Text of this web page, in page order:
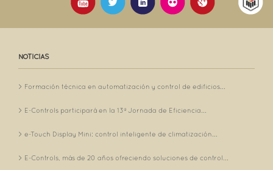
NOTICIAS
Formación técnica en automatización y control de edificios...
E-Controls participará en la 13ª Jornada de Eficiencia...
e-Touch Display Mini: control inteligente de climatización...
E-Controls, más de 20 años ofreciendo soluciones de control...